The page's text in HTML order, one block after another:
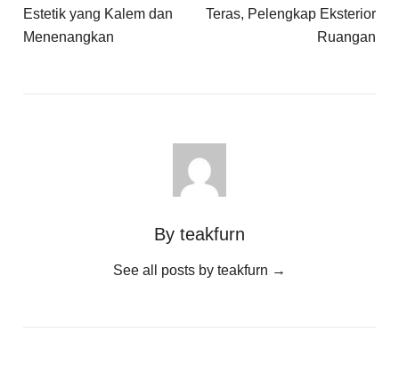
Estetik yang Kalem dan
Menenangkan
Teras, Pelengkap Eksterior
Ruangan
By teakfurn
See all posts by teakfurn →